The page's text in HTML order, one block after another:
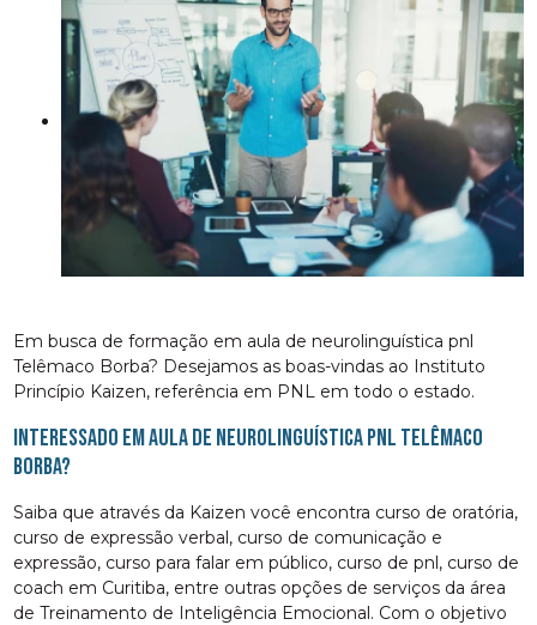
Em busca de formação em aula de neurolinguística pnl
Telêmaco Borba? Desejamos as boas-vindas ao Instituto
Princípio Kaizen, referência em PNL em todo o estado.
Interessado em aula de neurolinguística pnl Telêmaco
Borba?
Saiba que através da Kaizen você encontra curso de oratória,
curso de expressão verbal, curso de comunicação e
expressão, curso para falar em público, curso de pnl, curso de
coach em Curitiba, entre outras opções de serviços da área
de Treinamento de Inteligência Emocional. Com o objetivo